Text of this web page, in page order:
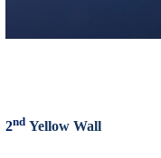
2nd Yellow Wall